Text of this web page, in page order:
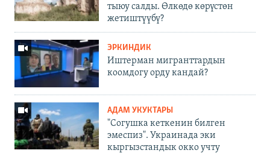
тыюу салды. Өлкөдө көрүстөн
жетиштүүбү?
ЭРКИНДИК
Иштерман мигранттардын
коомдогу орду кандай?
АДАМ УКУКТАРЫ
"Согушка кеткенин билген
эмеспиз". Украинада эки
кыргызстандык окко учту